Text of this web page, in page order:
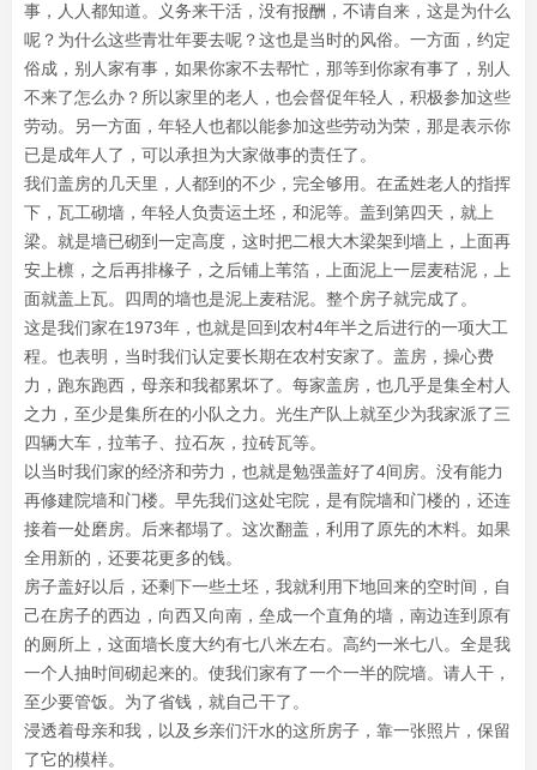
事，人人都知道。义务来干活，没有报酬，不请自来，这是为什么
呢？为什么这些青壮年要去呢？这也是当时的风俗。一方面，约定
俗成，别人家有事，如果你家不去帮忙，那等到你家有事了，别人
不来了怎么办？所以家里的老人，也会督促年轻人，积极参加这些
劳动。另一方面，年轻人也都以能参加这些劳动为荣，那是表示你
已是成年人了，可以承担为大家做事的责任了。
我们盖房的几天里，人都到的不少，完全够用。在孟姓老人的指挥
下，瓦工砌墙，年轻人负责运土坯，和泥等。盖到第四天，就上
梁。就是墙已砌到一定高度，这时把二根大木梁架到墙上，上面再
安上檩，之后再排椽子，之后铺上苇箔，上面泥上一层麦秸泥，上
面就盖上瓦。四周的墙也是泥上麦秸泥。整个房子就完成了。
这是我们家在1973年，也就是回到农村4年半之后进行的一项大工
程。也表明，当时我们认定要长期在农村安家了。盖房，操心费
力，跑东跑西，母亲和我都累坏了。每家盖房，也几乎是集全村人
之力，至少是集所在的小队之力。光生产队上就至少为我家派了三
四辆大车，拉苇子、拉石灰，拉砖瓦等。
以当时我们家的经济和劳力，也就是勉强盖好了4间房。没有能力
再修建院墙和门楼。早先我们这处宅院，是有院墙和门楼的，还连
接着一处磨房。后来都塌了。这次翻盖，利用了原先的木料。如果
全用新的，还要花更多的钱。
房子盖好以后，还剩下一些土坯，我就利用下地回来的空时间，自
己在房子的西边，向西又向南，垒成一个直角的墙，南边连到原有
的厕所上，这面墙长度大约有七八米左右。高约一米七八。全是我
一个人抽时间砌起来的。使我们家有了一个一半的院墙。请人干，
至少要管饭。为了省钱，就自己干了。
浸透着母亲和我，以及乡亲们汗水的这所房子，靠一张照片，保留
了它的模样。